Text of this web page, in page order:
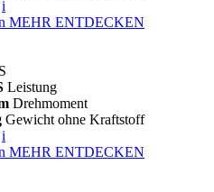
i
MEHR ENTDECKEN
Leistung
Drehmoment
Gewicht ohne Kraftstoff
i
MEHR ENTDECKEN